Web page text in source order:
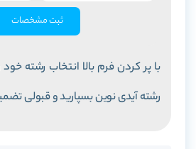
ثبت مشخصات
با پر کردن فرم بالا انتخاب رشته
رشته آیدی نوین بسپارید و قبولی